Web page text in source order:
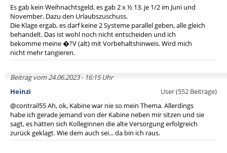
Es gab kein Weihnachtsgeld, es gab 2 x ½ 13. je 1/2 im Juni und
November. Dazu den Urlaubszuschuss.
Die Klage ergab, es darf keine 2 Systeme parallel geben, alle gleich
behandelt. Das ist wohl noch nicht entscheiden und ich
bekomme meine �?V (alt) mit Vorbehaltshinweis. Wird mich
nicht mehr tangieren.
Beitrag vom 24.06.2023 - 16:15 Uhr
Heinzi
User (552 Beiträge)
@contrail55 Ah, ok, Kabine war nie so mein Thema. Allerdings
habe ich gerade jemand von der Kabine neben mir sitzen und sie
sagt, es hätten sich Kolleginnen die alte Versorgung erfolgreich
zurück geklagt. Wie dem auch sei... da bin ich raus.